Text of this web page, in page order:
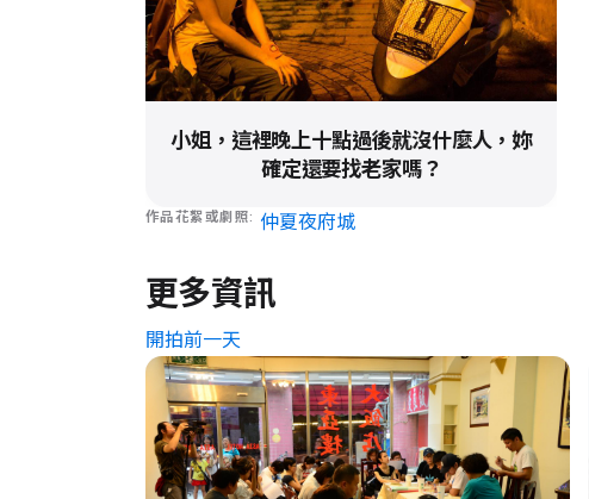
小姐，這裡晚上十點過後就沒什麼人，妳
確定還要找老家嗎？
作品花絮或劇照 仲夏夜府城
更多資訊
開拍前一天